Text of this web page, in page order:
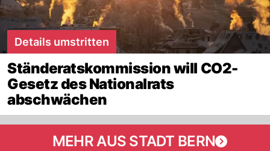
Details umstritten
Ständeratskommission will CO2-
Gesetz des Nationalrats
abschwächen
MEHR AUS STADT BERN